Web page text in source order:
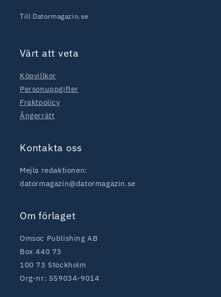
Till Datormagazin.se
Värt att veta
Köpvillkor
Personuppgifter
Fraktpolicy
Ångerrätt
Kontakta oss
Mejla redaktionen:
datormagazin@datormagazin.se
Om förlaget
Omsoc Publishing AB
Box 440 73
100 73 Stockholm
Org-nr: 559034-9014